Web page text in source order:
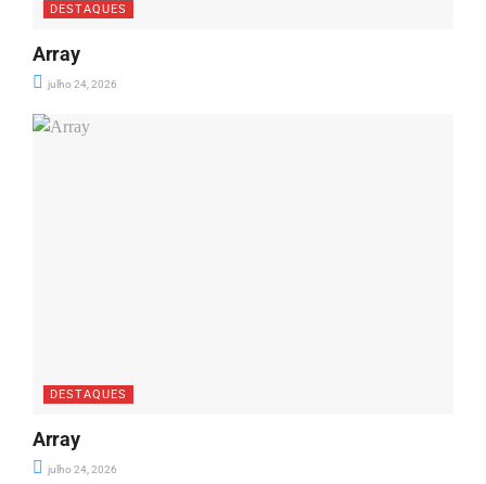
DESTAQUES
Array
julho 24, 2026
DESTAQUES
Array
julho 24, 2026